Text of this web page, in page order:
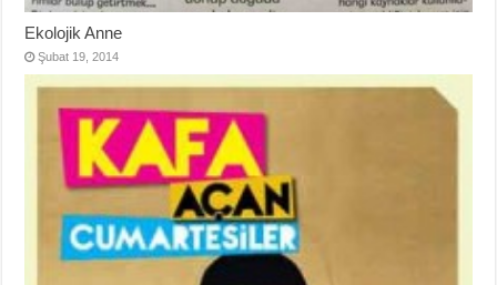
Ekolojik Anne
Şubat 19, 2014